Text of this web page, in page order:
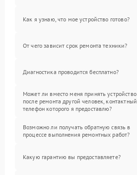
Как я узнаю, что мое устройство готово?
От чего зависит срок ремонта техники?
Диагностика проводится бесплатно?
Может ли вместо меня принять устройство
после ремонта другой человек, контактный
телефон которого я предоставлю?
Возможно ли получать обратную связь в
процессе выполнения ремонтных работ?
Какую гарантию вы предоставляете?